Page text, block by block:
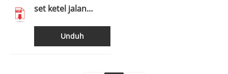
set ketel jalan
Unduh